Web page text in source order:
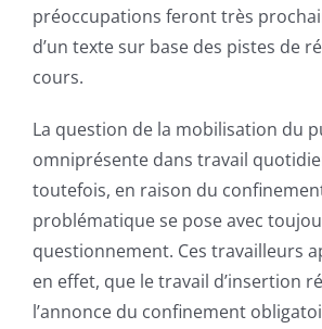
préoccupations feront très
d’un texte sur base des pistes de
cours.
La question de la mobilisation du
omniprésente dans travail
toutefois, en raison du
problématique se pose avec
questionnement. Ces travailleurs
en effet, que le travail d’insertion
l’annonce du confinement